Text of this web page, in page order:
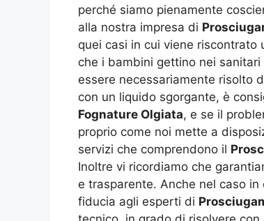
perché siamo pienamente
alla nostra impresa di
quei casi in cui viene
che i bambini gettino nei
essere necessariamente risolto
con un liquido sgorgante, è
Fognature Olgiata, e se il
proprio come noi mette a
servizi che comprendono il
Inoltre vi ricordiamo che
e trasparente. Anche nel caso
fiducia agli esperti di